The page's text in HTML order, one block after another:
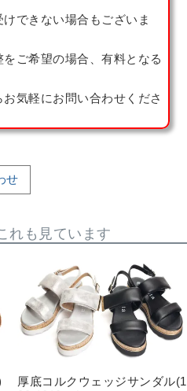
けできない場合もございま
ご希望の場合、有料となる
気軽にお問い合わせくださ
せ
れも見ています
厚底コルクウェッジサンダル(1